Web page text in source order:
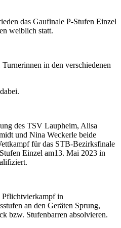
das Gaufinale P-Stufen Einzel
weiblich statt.
in den verschiedenen
des TSV Laupheim, Alisa
und Nina Weckerle beide
für das STB-Bezirksfinale
Einzel am13. Mai 2023 in
Pflichtvierkampf in
an den Geräten Sprung,
bzw. Stufenbarren absolvieren.